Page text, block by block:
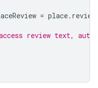
= place.
review text,